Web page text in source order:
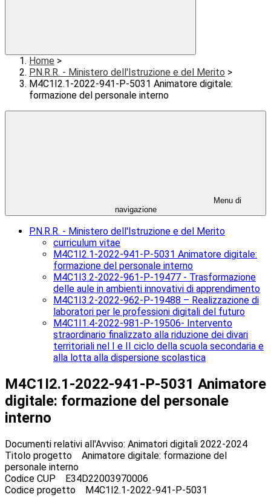
Home >
P.N.R.R. - Ministero dell'Istruzione e del Merito >
M4C1I2.1-2022-941-P-5031 Animatore digitale:
formazione del personale interno
Menu di
navigazione
P.N.R.R. - Ministero dell'Istruzione e del Merito
curriculum vitae
M4C1I2.1-2022-941-P-5031 Animatore digitale:
formazione del personale interno
M4C1I3.2-2022-961-P-19477 - Trasformazione
delle aule in ambienti innovativi di apprendimento
M4C1I3.2-2022-962-P-19488 – Realizzazione di
laboratori per le professioni digitali del futuro
M4C1I1.4-2022-981-P-19506- Intervento
straordinario finalizzato alla riduzione dei divari
territoriali nel I e II ciclo della scuola secondaria e
alla lotta alla dispersione scolastica
M4C1I2.1-2022-941-P-5031 Animatore
digitale: formazione del personale
interno
Documenti relativi all'Avviso: Animatori digitali 2022-2024
Titolo progetto Animatore digitale: formazione del
personale interno
Codice CUP E34D22003970006
Codice progetto M4C1I2.1-2022-941-P-5031